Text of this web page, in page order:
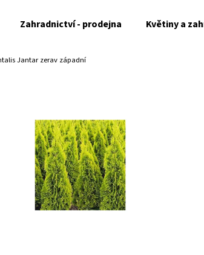
Zahradnictví - prodejna Květiny a
Jantarzerav západnínajít?
Doporučujeme